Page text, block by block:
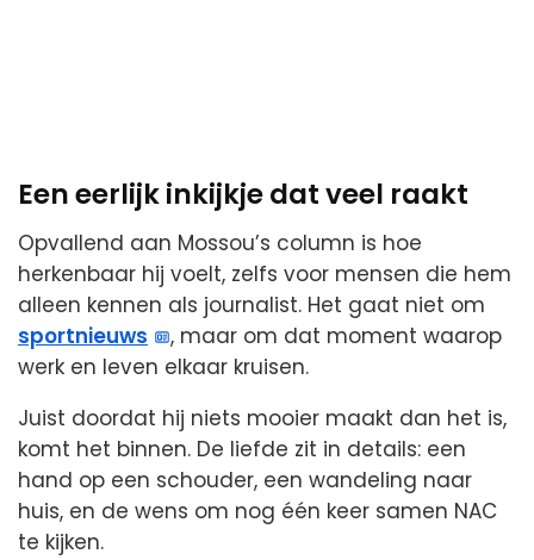
Een eerlijk inkijkje dat veel raakt
Opvallend aan Mossou’s column is hoe
herkenbaar hij voelt, zelfs voor mensen die hem
alleen kennen als journalist. Het gaat niet om
sportnieuws
, maar om dat moment waarop
werk en leven elkaar kruisen.
Juist doordat hij niets mooier maakt dan het is,
komt het binnen. De liefde zit in details: een
hand op een schouder, een wandeling naar
huis, en de wens om nog één keer samen NAC
te kijken.